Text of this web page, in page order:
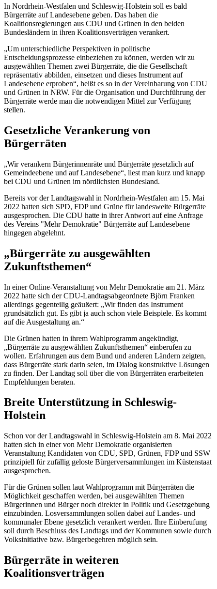
In Nordrhein-Westfalen und Schleswig-Holstein soll es bald
Bürgerräte auf Landesebene geben. Das haben die
Koalitionsregierungen aus CDU und Grünen in den beiden
Bundesländern in ihren Koalitionsverträgen verankert.
„Um unterschiedliche Perspektiven in politische
Entscheidungsprozesse einbeziehen zu können, werden wir zu
ausgewählten Themen zwei Bürgerräte, die die Gesellschaft
repräsentativ abbilden, einsetzen und dieses Instrument auf
Landesebene erproben“, heißt es so in der Vereinbarung von CDU
und Grünen in NRW. Für die Organisation und Durchführung der
Bürgerräte werde man die notwendigen Mittel zur Verfügung
stellen.
Gesetzliche Verankerung von
Bürgerräten
„Wir verankern Bürgerinnenräte und Bürgerräte gesetzlich auf
Gemeindeebene und auf Landesebene“, liest man kurz und knapp
bei CDU und Grünen im nördlichsten Bundesland.
Bereits vor der Landtagswahl in Nordrhein-Westfalen am 15. Mai
2022 hatten sich SPD, FDP und Grüne für landesweite Bürgerräte
ausgesprochen. Die CDU hatte in ihrer Antwort auf eine Anfrage
des Vereins "Mehr Demokratie" Bürgerräte auf Landesebene
hingegen abgelehnt.
„Bürgerräte zu ausgewählten
Zukunftsthemen“
In einer Online-Veranstaltung von Mehr Demokratie am 21. März
2022 hatte sich der CDU-Landtagsabgeordnete Björn Franken
allerdings gegenteilig geäußert: „Wir finden das Instrument
grundsätzlich gut. Es gibt ja auch schon viele Beispiele. Es kommt
auf die Ausgestaltung an.“
Die Grünen hatten in ihrem Wahlprogramm angekündigt,
„Bürgerräte zu ausgewählten Zukunftsthemen“ einberufen zu
wollen. Erfahrungen aus dem Bund und anderen Ländern zeigten,
dass Bürgerräte stark darin seien, im Dialog konstruktive Lösungen
zu finden. Der Landtag soll über die von Bürgerräten erarbeiteten
Empfehlungen beraten.
Breite Unterstützung in Schleswig-
Holstein
Schon vor der Landtagswahl in Schleswig-Holstein am 8. Mai 2022
hatten sich in einer von Mehr Demokratie organisierten
Veranstaltung Kandidaten von CDU, SPD, Grünen, FDP und SSW
prinzipiell für zufällig geloste Bürgerversammlungen im Küstenstaat
ausgesprochen.
Für die Grünen sollen laut Wahlprogramm mit Bürgerräten die
Möglichkeit geschaffen werden, bei ausgewählten Themen
Bürgerinnen und Bürger noch direkter in Politik und Gesetzgebung
einzubinden. Losversammlungen sollen dabei auf Landes- und
kommunaler Ebene gesetzlich verankert werden. Ihre Einberufung
soll durch Beschluss des Landtags und der Kommunen sowie durch
Volksinitiative bzw. Bürgerbegehren möglich sein.
Bürgerräte in weiteren
Koalitionsverträgen